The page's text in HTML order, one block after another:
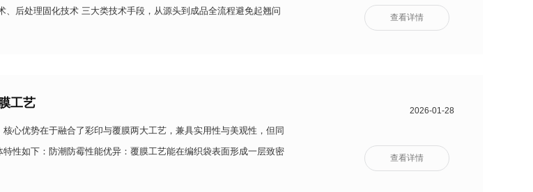
、后处理固化技术 三大类技术手段，从源头到成品全流程避免起翘问
查看详情
工艺
心优势在于融合了彩印与覆膜两大工艺，兼具实用性与美观性，但同
性如下：防潮防霉性能优异：覆膜工艺能在编织袋表面形成一层致密
2026-01-28
查看详情